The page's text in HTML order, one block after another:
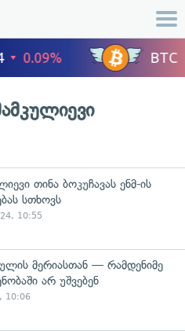
თინა ბოკუჩავას ენმ-ის
სთხოვს
10:55
მერიასთან — რამდენიმე
არ უშვებენ
10:06